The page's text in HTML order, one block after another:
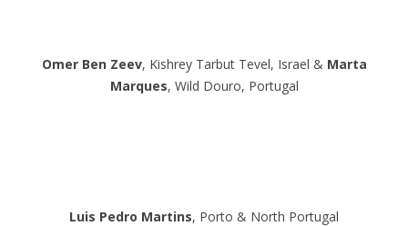
Omer Ben Zeev, Kishrey Tarbut Tevel, Israel & Marta
Marques, Wild Douro, Portugal
Luis Pedro Martins, Porto & North Portugal